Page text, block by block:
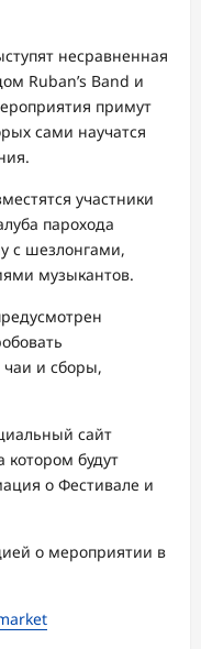
несравненная
Ruban’s Band и
примут
сами научатся
участники
парохода
с шезлонгами,
музыкантов.
чаи и сборы,
сайт
котором будут
о Фестивале и
о мероприятии в